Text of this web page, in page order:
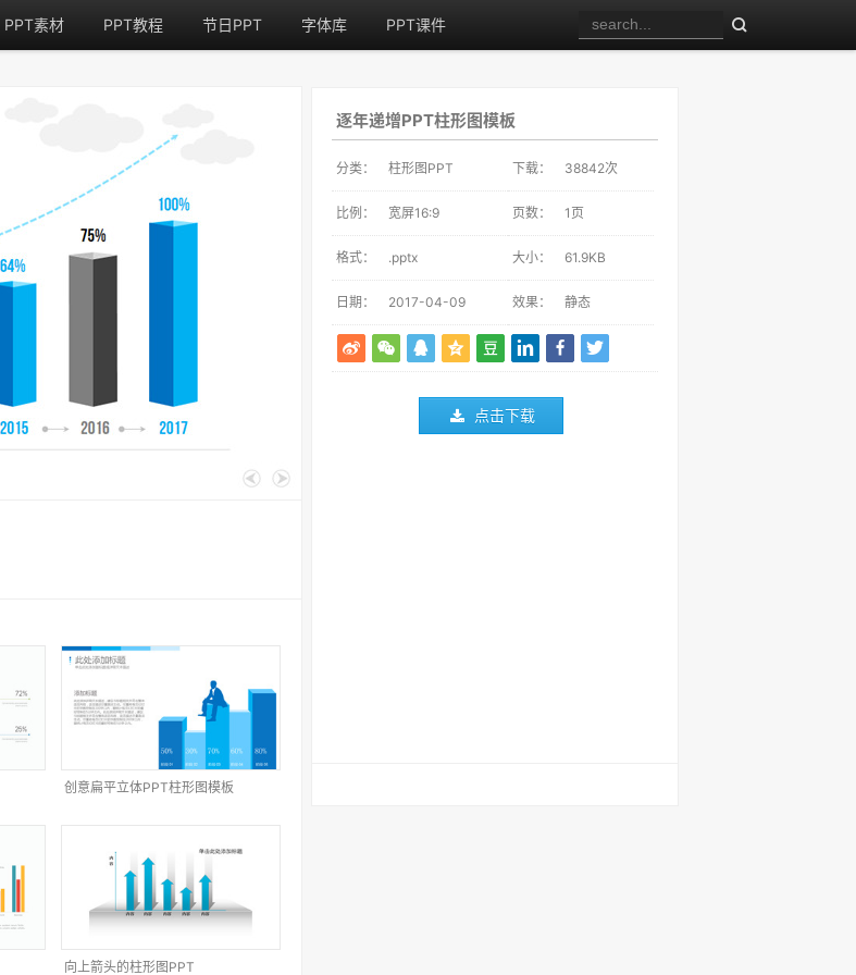
PPT素材 PPT教程 节日PPT 字体库 PPT课件
逐年递增PPT柱形图模板
分类： 柱形图PPT 下载： 38842次
比例： 宽屏16:9 页数： 1页
格式： .pptx 大小： 61.9KB
日期： 2017-04-09 效果： 静态
点击下载
创意扁平立体PPT柱形图模板
向上箭头的柱形图PPT